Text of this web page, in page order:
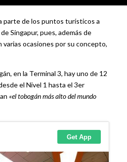
parte de los puntos turísticos a
Singapur, pues, además de
varias ocasiones por su concepto,
en la Terminal 3, hay uno de 12
el Nivel 1 hasta el 3er
«el tobogán más alto del mundo